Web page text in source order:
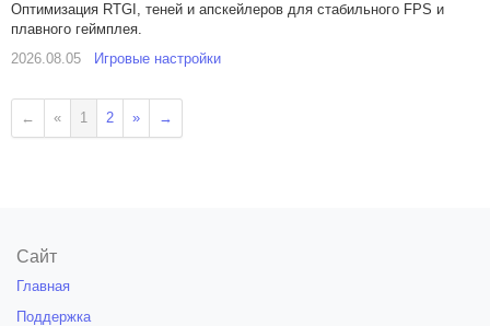
Оптимизация RTGI, теней и апскейлеров для стабильного FPS и
плавного геймплея.
2026.08.05
Игровые настройки
← « 1 2 » →
Сайт
Главная
Поддержка